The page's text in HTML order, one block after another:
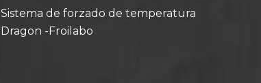
Sistema de forzado de temperatura
Dragon -Froilabo